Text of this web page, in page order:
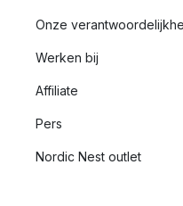
Onze
Werken bij
Affiliate
Pers
Nordic Nest outlet